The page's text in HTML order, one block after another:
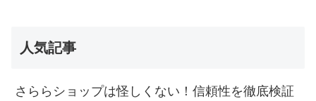
人気記事
さららショップは怪しくない！信頼性を徹底検証